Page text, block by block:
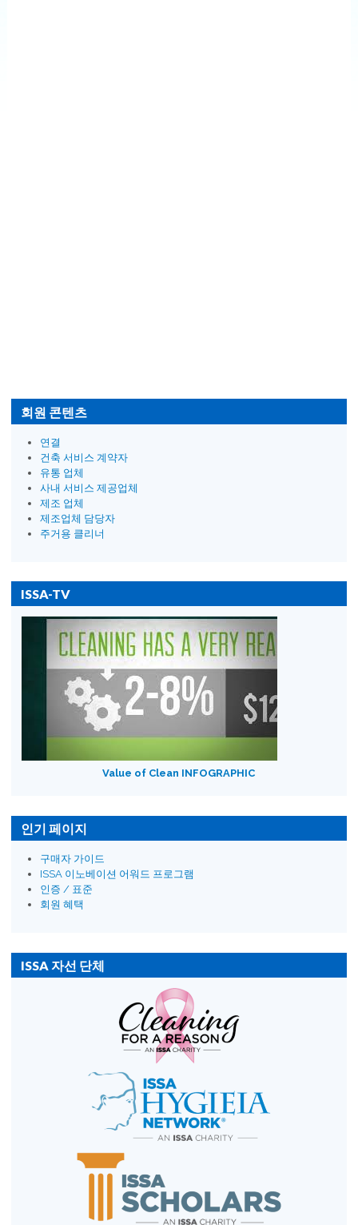
회원 콘텐츠
연결
건축 서비스 계약자
유통 업체
사내 서비스 제공업체
제조 업체
제조업체 담당자
주거용 클리너
ISSA-TV
Value of Clean INFOGRAPHIC
인기 페이지
구매자 가이드
ISSA 이노베이션 어워드 프로그램
인증 / 표준
회원 혜택
ISSA 자선 단체